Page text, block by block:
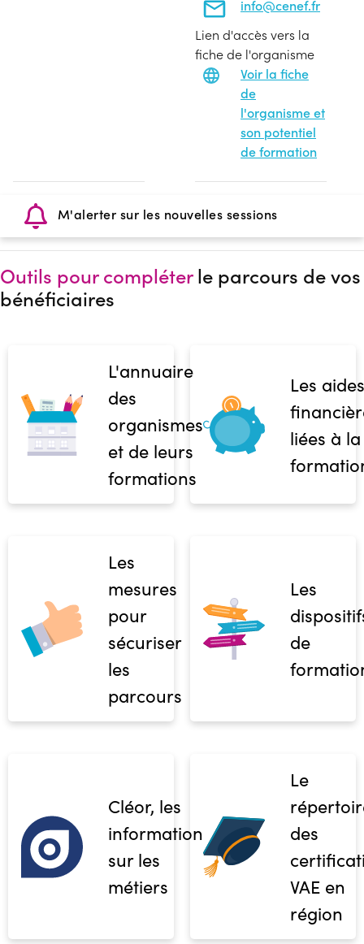
info@cenef.fr
Lien d'accès vers la
fiche de l'organisme
Voir la fiche
de
l'organisme et
son potentiel
de formation
M'alerter sur les nouvelles sessions
Outils pour compléterle parcours de vos
bénéficiaires
L'annuaire
des
organismes
et de leurs
formations
Les aides
liées à la
Les
mesures
pour
sécuriser
les
parcours
Les
de
Cléor, les
informations
sur les
métiers
Le
des
VAE en
région